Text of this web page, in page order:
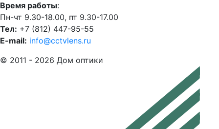
Время работы:
Пн-чт 9.30-18.00, пт 9.30-17.00
Тел: +7 (812) 447-95-55
E-mail: info@cctvlens.ru
© 2011 - 2026 Дом оптики